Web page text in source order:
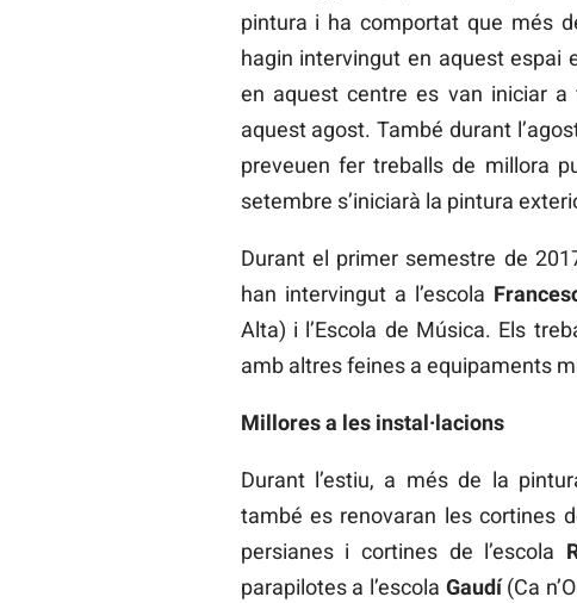
pintura i ha comportat que més
hagin intervingut en aquest espai
en aquest centre es van iniciar
aquest agost. També durant
preveuen fer treballs de millora
setembre s’iniciarà la pintura
Durant el primer semestre de
han intervingut a l’escola
Alta) i l’Escola de Música. Els
amb altres feines a equipaments
Millores a les instal·lacions
Durant l’estiu, a més de la
també es renovaran les cortines
persianes i cortines de l’escola
parapilotes a l’escola Gaudí(Ca